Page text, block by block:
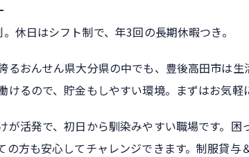
休日はシフト制で、年3回の長期休暇つき。
るおんせん県大分県の中でも、豊後高田市は
けるので、貯金もしやすい環境。まずはお気軽
が活発で、初日から馴染みやすい職場です。
の方も安心してチャレンジできます。制服貸